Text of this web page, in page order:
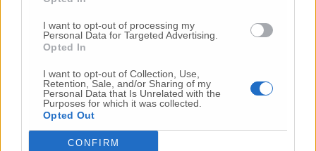
I want to opt-out of processing my
Personal Data for Targeted Advertising.
Opted In
I want to opt-out of Collection, Use,
Retention, Sale, and/or Sharing of my
Personal Data that Is Unrelated with the
Purposes for which it was collected.
Opted Out
CONFIRM
Nessun commento presente
Commenta
Commenta l'articolo
Gli articoli più letti